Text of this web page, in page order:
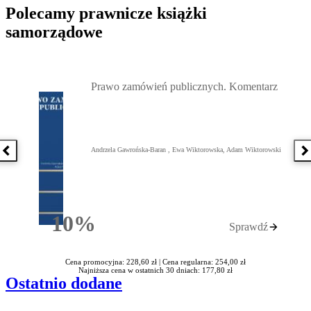
Polecamy prawnicze książki
samorządowe
Poprzednia książka
10%Rabatu
Prawo zamówień publicznych. Komentarz
Andrzela Gawrońska-Baran , Ewa Wiktorowska, Adam Wiktorowski
Sprawdź
Cena promocyjna: 228,60 zł | Cena regularna: 254,00 zł
Najniższa cena w ostatnich 30 dniach: 177,80 zł
Ostatnio dodane